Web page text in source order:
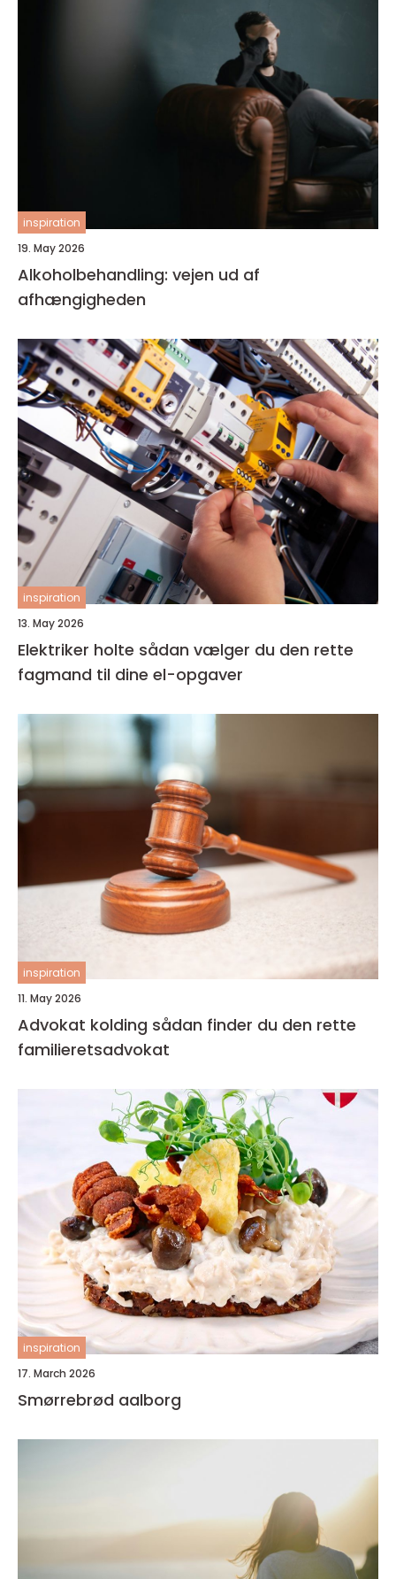
inspiration
19. May 2026
Alkoholbehandling: vejen ud af
afhængigheden
inspiration
13. May 2026
Elektriker holte sådan vælger du den rette
fagmand til dine el-opgaver
inspiration
11. May 2026
Advokat kolding sådan finder du den rette
familieretsadvokat
inspiration
17. March 2026
Smørrebrød aalborg